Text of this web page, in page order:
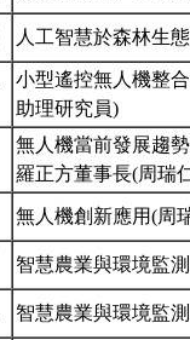
人工智慧於森林生
小型遙控無人機整
助理研究員)
無人機當前發展趨
羅正方董事長(周瑞
無人機創新應用(周
智慧農業與環境監
智慧農業與環境監